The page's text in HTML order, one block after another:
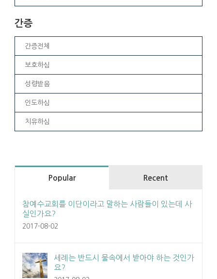
간증
간증전체
보호하심
성령받음
인도하심
치유하심
Popular Recent
참예수교회를 이단이라고 말하는 사람들이 있는데 사
실인가요?
2017-08-02
세례는 반드시 물속에서 받아야 하는 것인가
요?